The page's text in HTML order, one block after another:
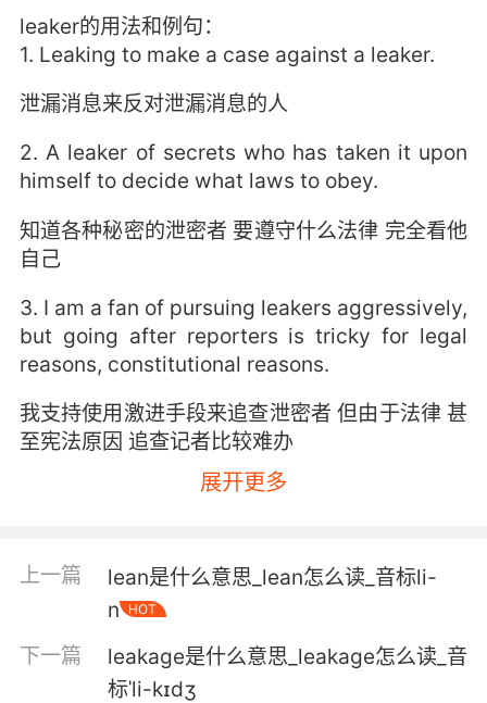
leaker的用法和例句：
1. Leaking to make a case against a leaker.
泄漏消息来反对泄漏消息的人
2. A leaker of secrets who has taken it upon
himself to decide what laws to obey.
知道各种秘密的泄密者 要遵守什么法律 完全看他
自己
3. I am a fan of pursuing leakers aggressively,
but going after reporters is tricky for legal
reasons, constitutional reasons.
我支持使用激进手段来追查泄密者 但由于法律 甚
至宪法原因 追查记者比较难办
展开更多
上一篇
lean是什么意思_lean怎么读_音标li-
n
HOT
下一篇
leakage是什么意思_leakage怎么读_音
标ˈli-kɪdʒ